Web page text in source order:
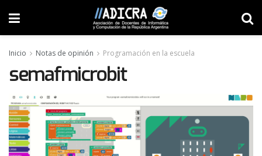
Inicio Notas de opinión Programación en la escuela
semafmicrobit